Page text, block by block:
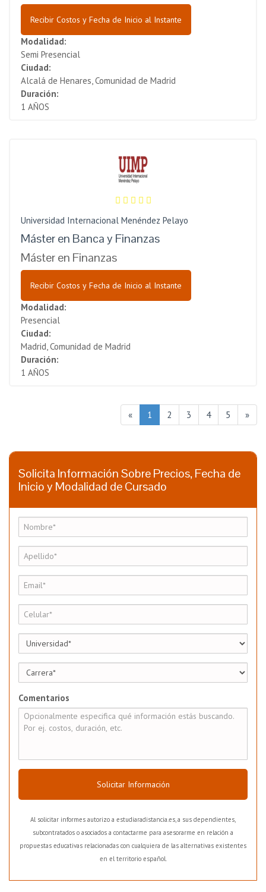
Recibir Costos y Fecha de Inicio al Instante
Modalidad:
Semi Presencial
Ciudad:
Alcalá de Henares, Comunidad de Madrid
Duración:
1 AÑOS
Universidad Internacional Menéndez Pelayo
Máster en Banca y Finanzas
Máster en Finanzas
Recibir Costos y Fecha de Inicio al Instante
Modalidad:
Presencial
Ciudad:
Madrid, Comunidad de Madrid
Duración:
1 AÑOS
« 1 2 3 4 5 »
Solicita Información Sobre Precios, Fecha de
Inicio y Modalidad de Cursado
Comentarios
Solicitar Información
Al solicitar informes autorizo a estudiaradistancia.es, a sus dependientes,
subcontratados o asociados a contactarme para asesorarme en relación a
propuestas educativas relacionadas con cualquiera de las alternativas existentes
en el territorio español.